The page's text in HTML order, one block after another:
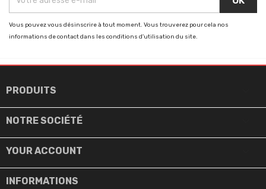
Vous pouvez vous désinscrire à tout moment. Vous trouverez pour cela nos
informations de contact dans les conditions d'utilisation du site.
PRODUITS
NOTRE SOCIÉTÉ
YOUR ACCOUNT
INFORMATIONS